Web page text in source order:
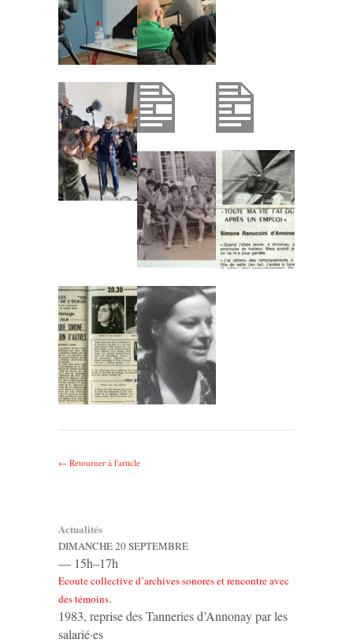
← Retourner à l'article
Actualités
DIMANCHE 20 SEPTEMBRE
— 15h–17h
Ecoute collective d’archives sonores et rencontre avec
des témoins.
1983, reprise des Tanneries d’Annonay par les
salarié·es